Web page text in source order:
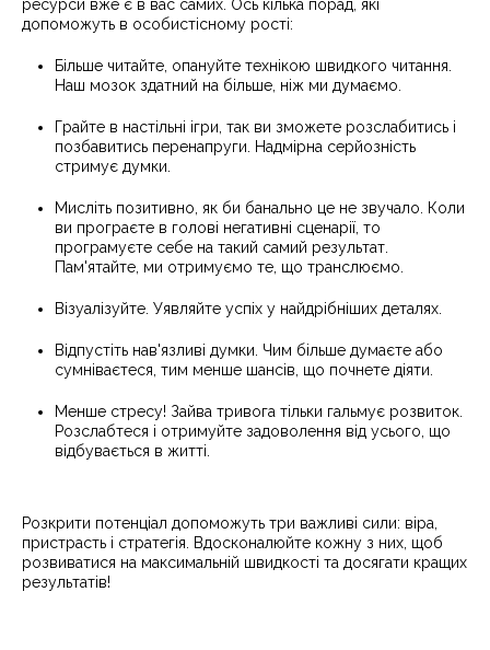
ресурси вже є в вас самих. Ось кілька порад, які
допоможуть в особистісному рості:
Більше читайте, опануйте технікою швидкого читання.
Наш мозок здатний на більше, ніж ми думаємо.
Грайте в настільні ігри, так ви зможете розслабитись і
позбавитись перенапруги. Надмірна серйозність
стримує думки.
Мисліть позитивно, як би банально це не звучало. Коли
ви програєте в голові негативні сценарії, то
програмуєте себе на такий самий результат.
Пам'ятайте, ми отримуємо те, що транслюємо.
Візуалізуйте. Уявляйте успіх у найдрібніших деталях.
Відпустіть нав'язливі думки. Чим більше думаєте або
сумніваєтеся, тим менше шансів, що почнете діяти.
Менше стресу! Зайва тривога тільки гальмує розвиток.
Розслабтеся і отримуйте задоволення від усього, що
відбувається в житті.
Розкрити потенціал допоможуть три важливі сили: віра,
пристрасть і стратегія. Вдосконалюйте кожну з них, щоб
розвиватися на максимальній швидкості та досягати кращих
результатів!